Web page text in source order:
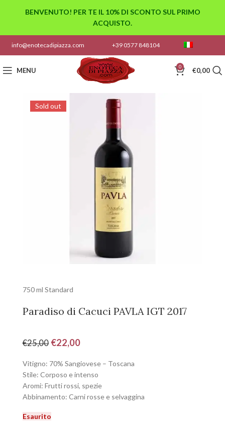
info@enotecadipiazza.com +39 0577 848104
MENU 0 €0,00
Sold out
750 ml Standard
Paradiso di Cacuci PAVLA IGT 2017
€25,00 €22,00
Vitigno: 70% Sangiovese – Toscana
Stile: Corposo e intenso
Aromi: Frutti rossi, spezie
Abbinamento: Carni rosse e selvaggina
Esaurito
BENVENUTO! PER TE IL 10% DI SCONTO SUL PRIMO
ACQUISTO.